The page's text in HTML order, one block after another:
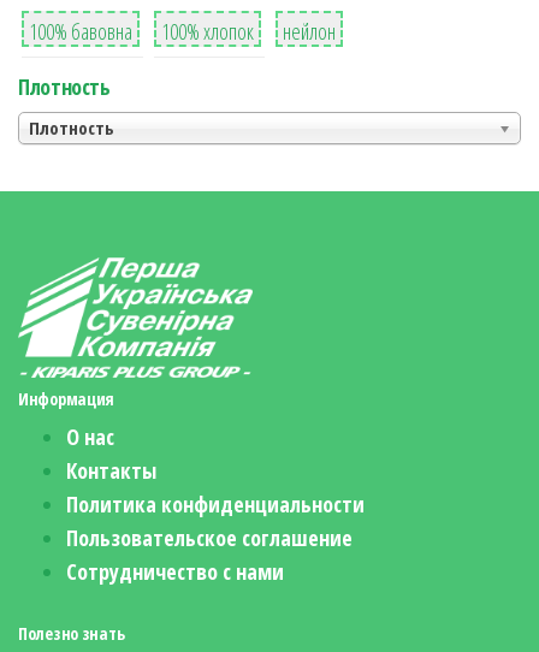
8
100% бавовна
36
100% хлопок
2
нейлон
Плотность
Плотность
Информация
О нас
Контакты
Политика конфиденциальности
Пользовательское соглашение
Сотрудничество с нами
Полезно знать